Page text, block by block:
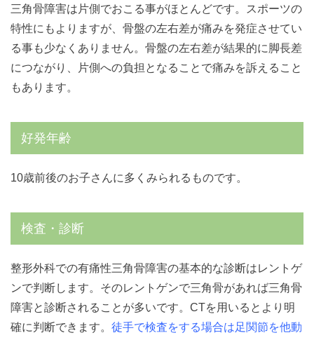
三角骨障害は片側でおこる事がほとんどです。スポーツの
特性にもよりますが、骨盤の左右差が痛みを発症させてい
る事も少なくありません。骨盤の左右差が結果的に脚長差
につながり、片側への負担となることで痛みを訴えること
もあります。
好発年齢
10歳前後のお子さんに多くみられるものです。
検査・診断
整形外科での有痛性三角骨障害の基本的な診断はレントゲ
ンで判断します。そのレントゲンで三角骨があれば三角骨
障害と診断されることが多いです。CTを用いるとより明
確に判断できます。 徒手で検査をする場合は足関節を他動